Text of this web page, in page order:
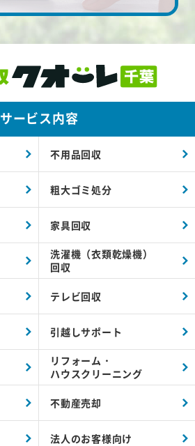
サービス内容
不用品回収
粗大ゴミ処分
家具回収
洗濯機（衣類乾燥機）
回収
テレビ回収
引越しサポート
リフォーム・
ハウスクリーニング
不動産売却
法人のお客様向け